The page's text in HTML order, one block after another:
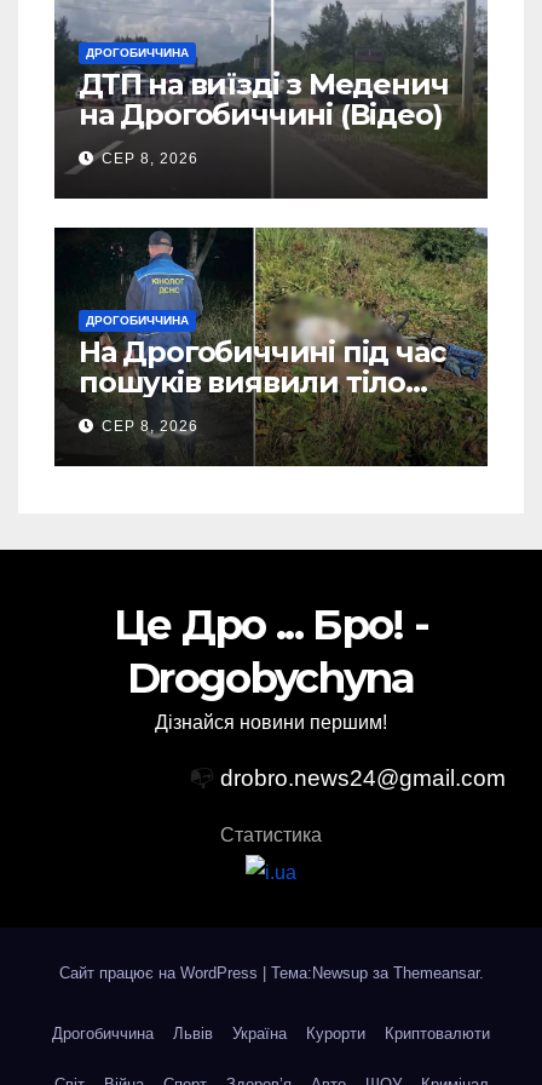
ДРОГОБИЧЧИНА
ДТП на виїзді з Меденич
на Дрогобиччині (Відео)
СЕР 8, 2026
ДРОГОБИЧЧИНА
На Дрогобиччині під час
пошуків виявили тіло
зниклого чоловіка (Фото)
СЕР 8, 2026
Це Дро ... Бро! -
Drogobychyna
Дізнайся новини першим!
📭 drobro.news24@gmail.com
Статистика
Сайт працює на WordPress | Тема:Newsup за Themeansar.
Дрогобиччина Львів Україна Курорти Криптовалюти